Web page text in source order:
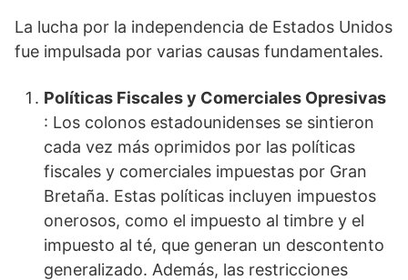
La lucha por la independencia de Estados Unidos
fue impulsada por varias causas fundamentales.
Políticas Fiscales y Comerciales Opresivas
: Los colonos estadounidenses se sintieron
cada vez más oprimidos por las políticas
fiscales y comerciales impuestas por Gran
Bretaña. Estas políticas incluyen impuestos
onerosos, como el impuesto al timbre y el
impuesto al té, que generan un descontento
generalizado. Además, las restricciones